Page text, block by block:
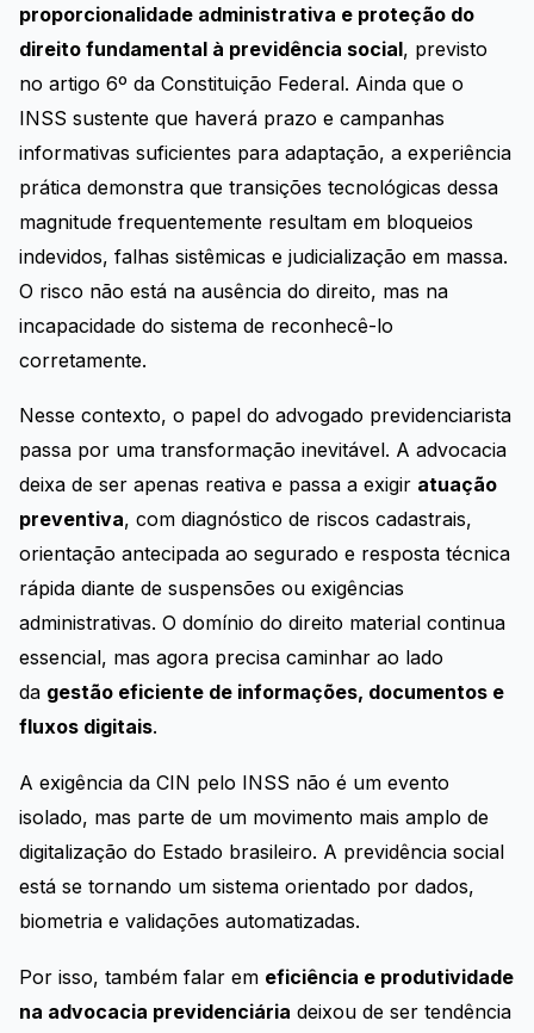
proporcionalidade administrativa e proteção do
direito fundamental à previdência social, previsto
no artigo 6º da Constituição Federal. Ainda que o
INSS sustente que haverá prazo e campanhas
informativas suficientes para adaptação, a experiência
prática demonstra que transições tecnológicas dessa
magnitude frequentemente resultam em bloqueios
indevidos, falhas sistêmicas e judicialização em massa.
O risco não está na ausência do direito, mas na
incapacidade do sistema de reconhecê-lo
corretamente.
Nesse contexto, o papel do advogado previdenciarista
passa por uma transformação inevitável. A advocacia
deixa de ser apenas reativa e passa a exigir atuação
preventiva, com diagnóstico de riscos cadastrais,
orientação antecipada ao segurado e resposta técnica
rápida diante de suspensões ou exigências
administrativas. O domínio do direito material continua
essencial, mas agora precisa caminhar ao lado
da gestão eficiente de informações, documentos e
fluxos digitais.
A exigência da CIN pelo INSS não é um evento
isolado, mas parte de um movimento mais amplo de
digitalização do Estado brasileiro. A previdência social
está se tornando um sistema orientado por dados,
biometria e validações automatizadas.
Por isso, também falar em eficiência e produtividade
na advocacia previdenciária deixou de ser tendência